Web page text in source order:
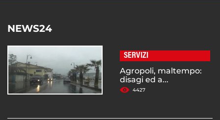
NEWS24
SERVIZI
Agropoli, maltempo:
disagi ed a...
4427